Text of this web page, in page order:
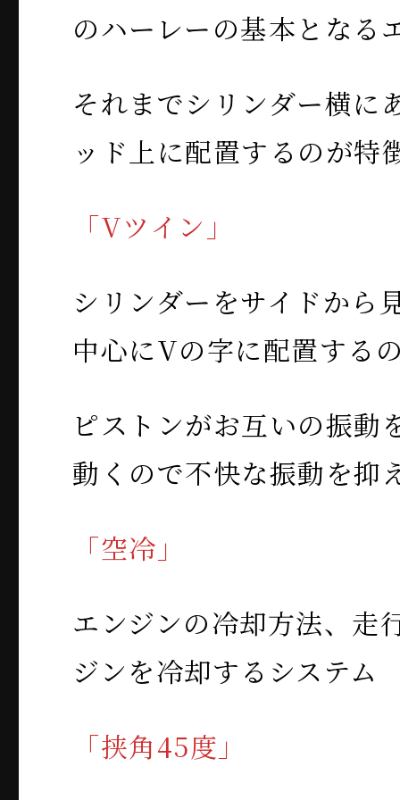
のハーレーの基本となる
それまでシリンダー横に
ッド上に配置するのが特
「Vツイン」
シリンダーをサイドから
中心にVの字に配置する
ピストンがお互いの振動
動くので不快な振動を抑
「空冷」
エンジンの冷却方法、走
ジンを冷却するシステム
「挟角45度」